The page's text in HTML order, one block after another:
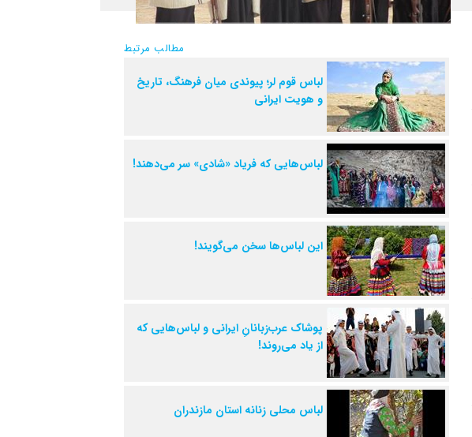
مطالب مرتبط
لباس قوم لر؛ پیوندی میان فرهنگ، تاریخ
و هویت ایرانی
لباس‌هایی که فریاد «شادی» سر می‌دهند!
این لباس‌ها سخن می‌گویند!
پوشاک عرب‌زبانانِ ایرانی و لباس‌هایی که
از یاد می‌روند!
لباس محلی زنانه استان مازندران